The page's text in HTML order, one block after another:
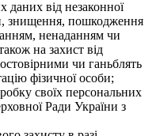
даних від незаконної
знищення, пошкодження
ненаданням чи
на захист від
чи ганьблять
фізичної особи;
своїх персональних
Ради України з